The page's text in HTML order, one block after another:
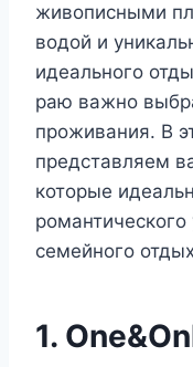
живописными
водой и
идеального
раю важно
проживания. В
представляем
которые
семейного
1.